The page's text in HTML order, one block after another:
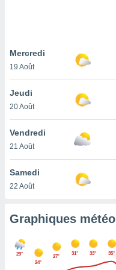
pas
de
cas,
que
sur le
et que
ne
Mercredi
19 Août
Jeudi
20 Août
Vendredi
21 Août
Samedi
22 Août
Graphiques météo
29°
24°
27°
31° 33°
35°